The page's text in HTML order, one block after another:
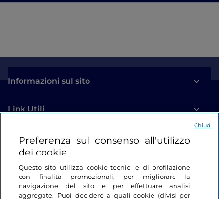
Informazioni sul sito
Link Utili
Login
Restiamo in contatto
Preferenza sul consenso all'utilizzo
dei cookie
Questo sito utilizza cookie tecnici e di profilazione
con finalità promozionali, per migliorare la
navigazione del sito e per effettuare analisi
aggregate. Puoi decidere a quali cookie (divisi per
Chiudi